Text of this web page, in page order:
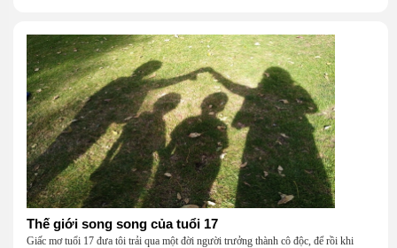
Thế giới song song của tuổi 17
Giấc mơ tuổi 17 đưa tôi trải qua một đời người trưởng thành cô độc, để rồi khi